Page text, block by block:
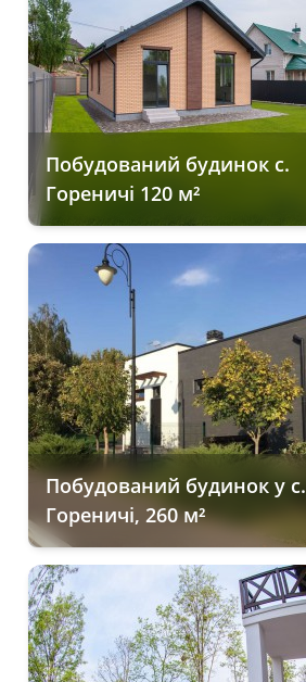
Побудований будинок с.
Гореничі 120 м²
Побудований будинок у с.
Гореничі, 260 м²